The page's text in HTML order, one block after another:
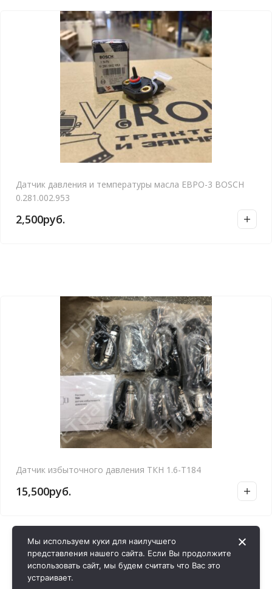
Датчик давления и температуры масла ЕВРО-3 BOSCH
0.281.002.953
2,500руб.
Датчик избыточного давления ТКН 1.6-Т184
15,500руб.
Мы используем куки для наилучшего
представления нашего сайта. Если Вы продолжите
использовать сайт, мы будем считать что Вас это
устраивает.